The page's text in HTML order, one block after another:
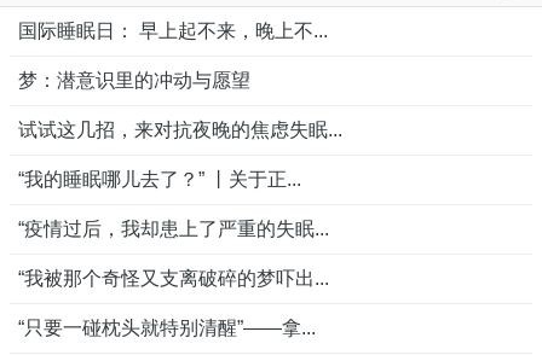
国际睡眠日： 早上起不来，晚上不...
梦：潜意识里的冲动与愿望
试试这几招，来对抗夜晚的焦虑失眠...
“我的睡眠哪儿去了？” 丨关于正...
“疫情过后，我却患上了严重的失眠...
“我被那个奇怪又支离破碎的梦吓出...
“只要一碰枕头就特别清醒”——拿...